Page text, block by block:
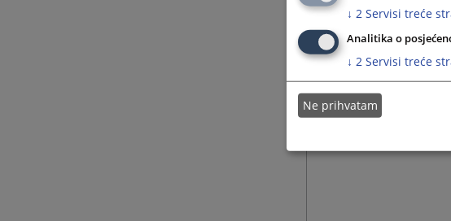
↓ 2 Servisi treće
Analitika o
↓ 2 Servisi treće
Ne prihvatam